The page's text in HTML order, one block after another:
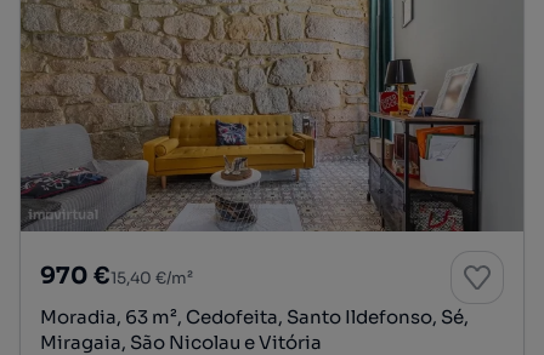
970 €15,40 €/m²
Moradia, 63 m², Cedofeita, Santo Ildefonso, Sé,
Miragaia, São Nicolau e Vitória